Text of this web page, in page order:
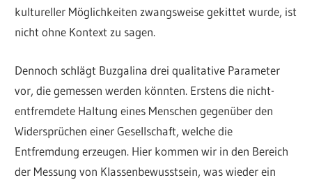
kultureller Möglichkeiten zwangsweise gekittet wurde, ist
nicht ohne Kontext zu sagen.
Dennoch schlägt Buzgalina drei qualitative Parameter
vor, die gemessen werden könnten. Erstens die nicht-
entfremdete Haltung eines Menschen gegenüber den
Widersprüchen einer Gesellschaft, welche die
Entfremdung erzeugen. Hier kommen wir in den Bereich
der Messung von Klassenbewusstsein, was wieder ein